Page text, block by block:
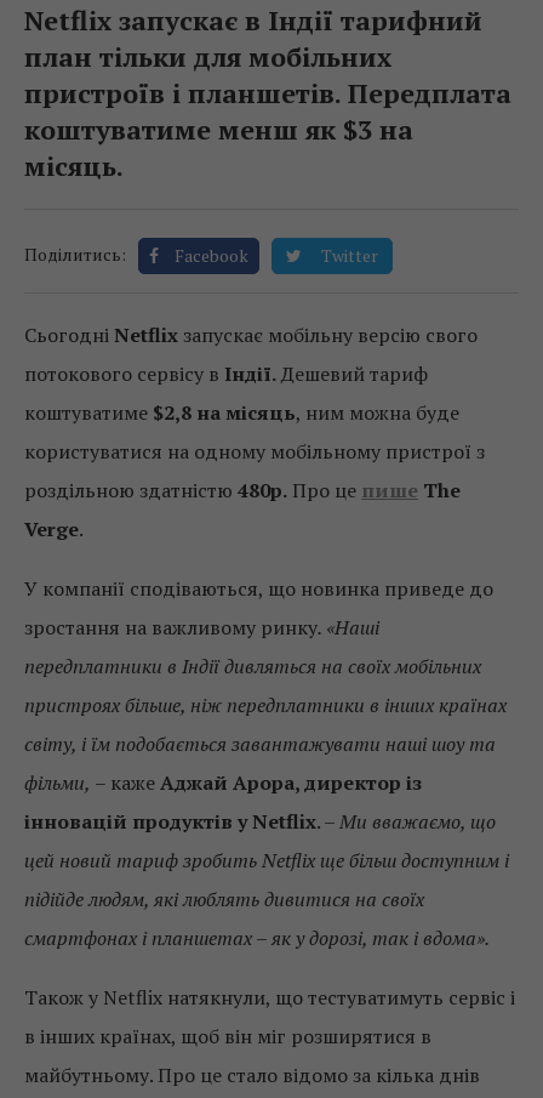
Netflix запускає в Індії тарифний
план тільки для мобільних
пристроїв і планшетів. Передплата
коштуватиме менш як $3 на
місяць.
Поділитись: Facebook Twitter
СьогодніNetflix запускає мобільну версію свого
потокового сервісу в Індії.Дешевий тариф
коштуватиме $2,8 на місяць, ним можна буде
користуватися на одному мобільному пристрої з
роздільною здатністю 480p. Про це пише The
Verge.
У компанії сподіваються, що новинка приведе до
зростання на важливому ринку. «Наші
передплатники в Індії дивляться на своїх мобільних
пристроях більше, ніж передплатники в інших країнах
світу, і їм подобається завантажувати наші шоу та
фільми, – кажеАджай Арора, директор із
інновацій продуктів у Netflix. –Ми вважаємо, що
цей новий тариф зробить Netflix ще більш доступним і
підійде людям, які люблять дивитися на своїх
смартфонах і планшетах – як у дорозі, так і вдома».
Також у Netflix натякнули, що тестуватимуть сервіс і
в інших країнах, щоб він міг розширятися в
майбутньому. Про це стало відомо за кілька днів